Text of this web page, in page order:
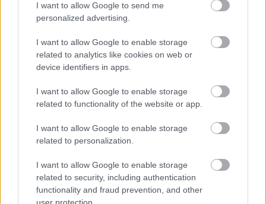
I want to allow Google to send me
personalized advertising.
I want to allow Google to enable storage
related to analytics like cookies on web or
device identifiers in apps.
I want to allow Google to enable storage
related to functionality of the website or app.
I want to allow Google to enable storage
related to personalization.
I want to allow Google to enable storage
related to security, including authentication
functionality and fraud prevention, and other
Catherine Zeta-Jones 20 és 51 éves korában